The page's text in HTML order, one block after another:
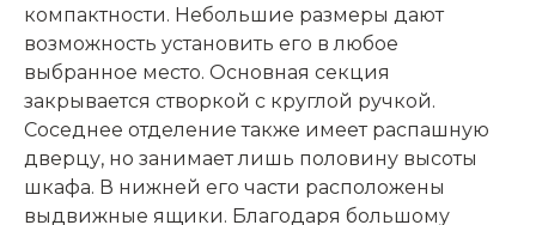
компактности. Небольшие размеры дают
возможность установить его в любое
выбранное место. Основная секция
закрывается створкой с круглой ручкой.
Соседнее отделение также имеет распашную
дверцу, но занимает лишь половину высоты
шкафа. В нижней его части расположены
выдвижные ящики. Благодаря большому